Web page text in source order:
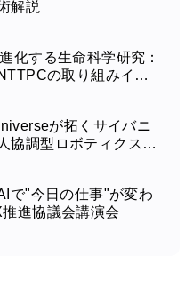
解説
化する生命科学研究：
の取り組みイン
が拓くサイバニ
協調型ロボティクスの
学サイバニクス研究セ
で"今日の仕事"が変わ
進協議会講演会